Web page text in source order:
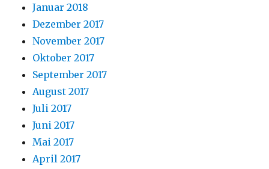
Januar 2018
Dezember 2017
November 2017
Oktober 2017
September 2017
August 2017
Juli 2017
Juni 2017
Mai 2017
April 2017